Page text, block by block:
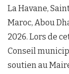
La Havane,
Maroc, Abou
2026. Lors de
Conseil
soutien au